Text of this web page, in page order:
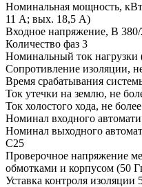
Номинальная мощность,
11 А; вых. 18,5 А)
Входное напряжение, В
Количество фаз 3
Номинальный ток
Сопротивление
Время срабатывания
Ток утечки на землю, не
Ток холостого хода, не
Номинал входного
Номинал выходного
С25
Проверочное напряжение
обмотками и корпусом (50
Уставка контроля изоляции